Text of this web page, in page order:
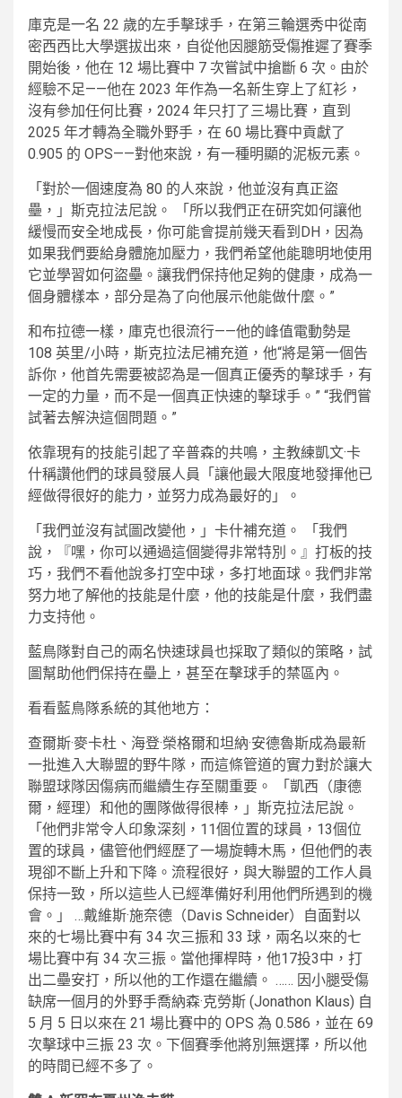
庫克是一名 22 歲的左手擊球手，在第三輪選秀中從南
密西西比大學選拔出來，自從他因腿筋受傷推遲了賽季
開始後，他在 12 場比賽中 7 次嘗試中搶斷 ​​6 次。由於
經驗不足——他在 2023 年作為一名新生穿上了紅衫，
沒有參加任何比賽，2024 年只打了三場比賽，直到
2025 年才轉為全職外野手，在 60 場比賽中貢獻了
0.905 的 OPS——對他來說，有一種明顯的泥板元素。
「對於一個速度為 80 的人來說，他並沒有真正盜
壘，」斯克拉法尼說。 「所以我們正在研究如何讓他
緩慢而安全地成長，你可能會提前幾天看到DH，因為
如果我們要給身體施加壓力，我們希望他能聰明地使用
它並學習如何盜壘。讓我們保持他足夠的健康，成為一
個身體樣本，部分是為了向他展示他能做什麼。”
和布拉德一樣，庫克也很流行——他的峰值電動勢是
108 英里/小時，斯克拉法尼補充道，他“將是第一個告
訴你，他首先需要被認為是一個真正優秀的擊球手，有
一定的力量，而不是一個真正快速的擊球手。” “我們嘗
試著去解決這個問題。”
依靠現有的技能引起了辛普森的共鳴，主教練凱文·卡
什稱讚他們的球員發展人員「讓他最大限度地發揮他已
經做得很好的能力，並努力成為最好的」。
「我們並沒有試圖改變他，」卡什補充道。 「我們
說，『嘿，你可以通過這個變得非常特別。』打板的技
巧，我們不看他說多打空中球，多打地面球。我們非常
努力地了解他的技能是什麼，他的技能是什麼，我們盡
力支持他。
藍鳥隊對自己的兩名快速球員也採取了類似的策略，試
圖幫助他們保持在壘上，甚至在擊球手的禁區內。
看看藍鳥隊系統的其他地方：
查爾斯·麥卡杜、海登·榮格爾和坦納·安德魯斯成為最新
一批進入大聯盟的野牛隊，而這條管道的實力對於讓大
聯盟球隊因傷病而繼續生存至關重要。 「凱西（康德
爾，經理）和他的團隊做得很棒，」斯克拉法尼說。
「他們非常令人印象深刻，11個位置的球員，13個位
置的球員，儘管他們經歷了一場旋轉木馬，但他們的表
現卻不斷上升和下降。流程很好，與大聯盟的工作人員
保持一致，所以這些人已經準備好利用他們所遇到的機
會。」 …戴維斯·施奈德（Davis Schneider）自面對以
來的七場比賽中有 34 次三振和 33 球，兩名以來的七
場比賽中有 34 次三振。當他揮桿時，他17投3中，打
出二壘安打，所以他的工作還在繼續。 …… 因小腿受傷
缺席一個月的外野手喬納森·克勞斯 (Jonathon Klaus) 自
5 月 5 日以來在 21 場比賽中的 OPS 為 0.586，並在 69
次擊球中三振 23 次。下個賽季他將別無選擇，所以他
的時間已經不多了。